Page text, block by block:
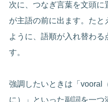
次に、つなぎ言葉を文頭に
が主語の前に出ます。た
ように、語順が入れ替わ
す。
強調したいときは「vooral
に）」といった副詞を一つ